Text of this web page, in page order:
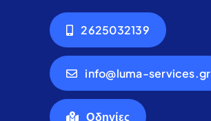
2625032139
info@luma-services.gr
Οδηγίες